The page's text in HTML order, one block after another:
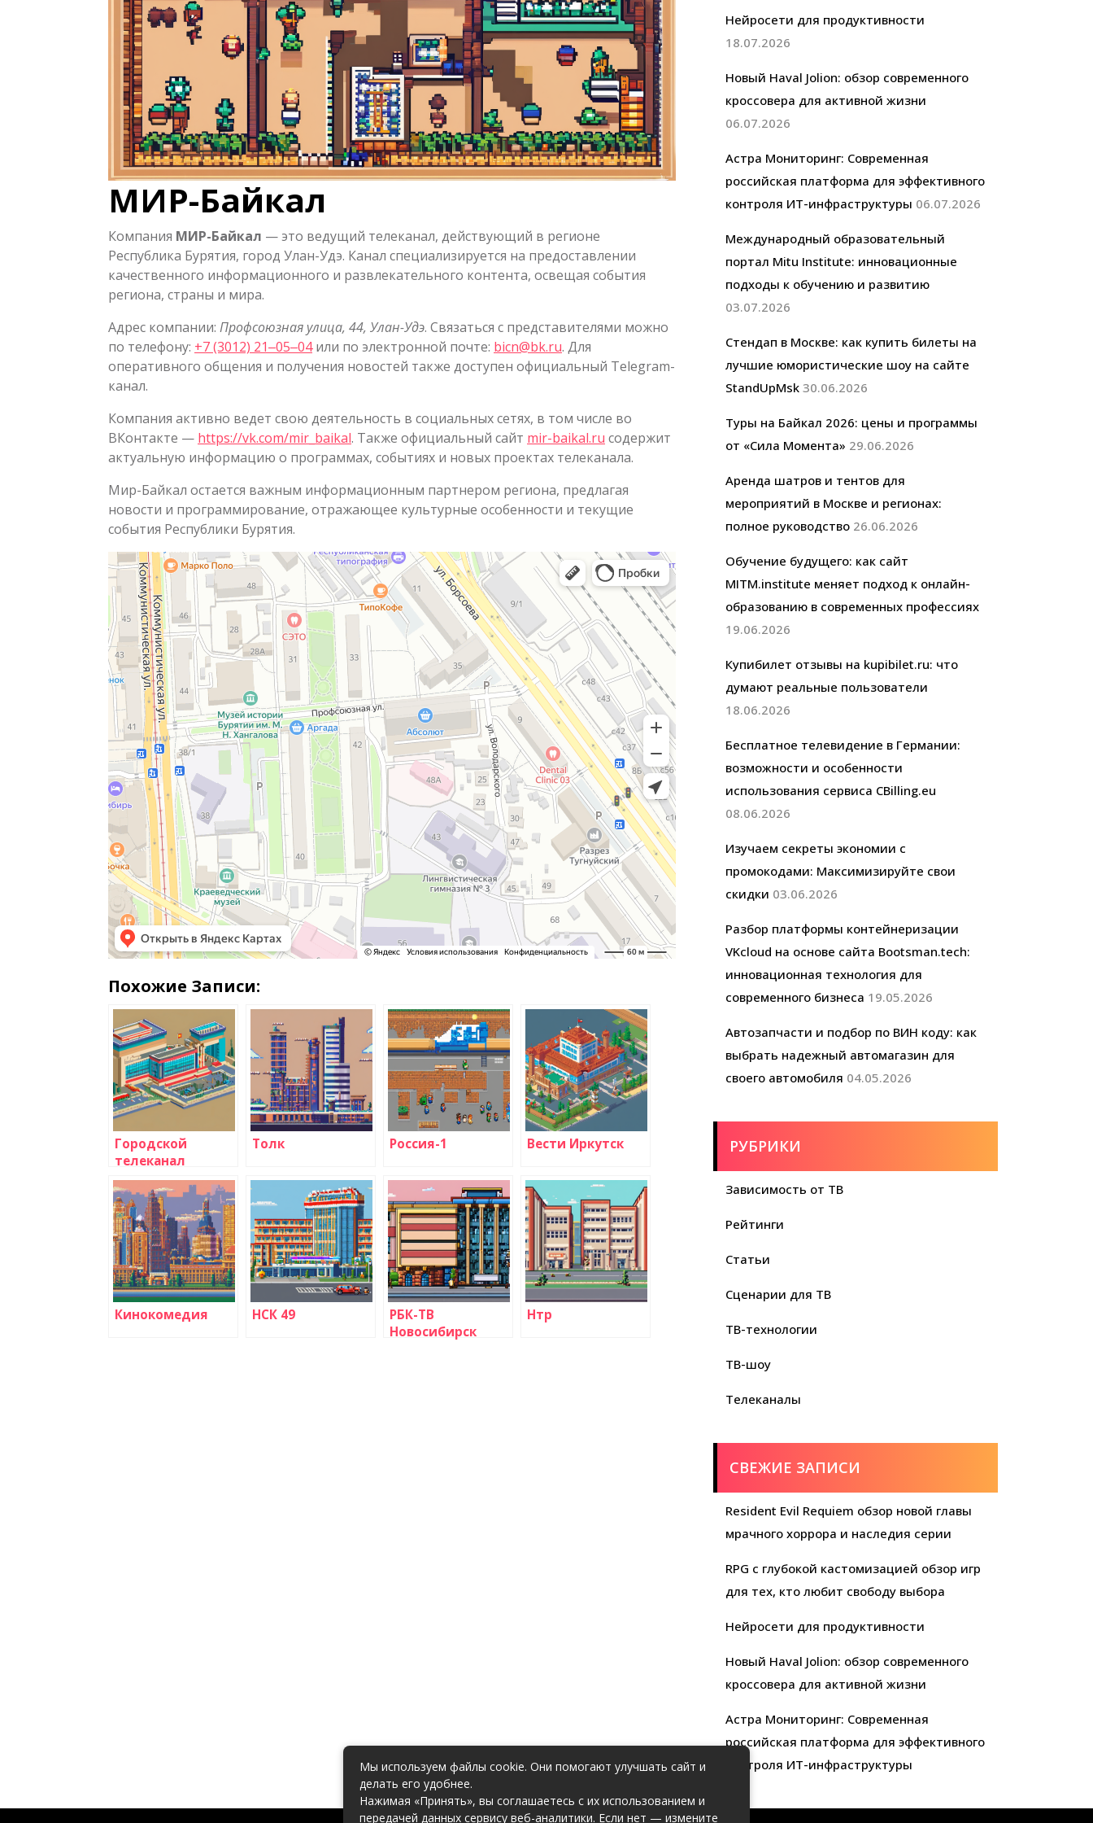
МИР-Байкал
Компания МИР-Байкал — это ведущий телеканал, действующий в регионе
Республика Бурятия, город Улан-Удэ. Канал специализируется на предоставлении
качественного информационного и развлекательного контента, освещая события
региона, страны и мира.
Адрес компании: Профсоюзная улица, 44, Улан-Удэ. Связаться с представителями можно
по телефону: +7 (3012) 21‒05‒04или по электронной почте: bicn@bk.ru. Для
оперативного общения и получения новостей также доступен официальный Telegram-
канал.
Компания активно ведет свою деятельность в социальных сетях, в том числе во
ВКонтакте — https://vk.com/mir_baikal. Также официальный сайт mir-baikal.ru содержит
актуальную информацию о программах, событиях и новых проектах телеканала.
Мир-Байкал остается важным информационным партнером региона, предлагая
новости и программирование, отражающее культурные особенности и текущие
события Республики Бурятия.
Похожие Записи:
Городской
телеканал
Толк Россия-1 Вести Иркутск
Кинокомедия НСК 49
РБК-ТВ
Новосибирск
Нтр
Нейросети для продуктивности
18.07.2026
Новый Haval Jolion: обзор современного
кроссовера для активной жизни
06.07.2026
Астра Мониторинг: Современная
российская платформа для эффективного
контроля ИТ-инфраструктуры 06.07.2026
Международный образовательный
портал Mitu Institute: инновационные
подходы к обучению и развитию
03.07.2026
Стендап в Москве: как купить билеты на
лучшие юмористические шоу на сайте
StandUpMsk 30.06.2026
Туры на Байкал 2026: цены и программы
от «Сила Момента» 29.06.2026
Аренда шатров и тентов для
мероприятий в Москве и регионах:
полное руководство 26.06.2026
Обучение будущего: как сайт
MITM.institute меняет подход к онлайн-
образованию в современных профессиях
19.06.2026
Купибилет отзывы на kupibilet.ru: что
думают реальные пользователи
18.06.2026
Бесплатное телевидение в Германии:
возможности и особенности
использования сервиса CBilling.eu
08.06.2026
Изучаем секреты экономии с
промокодами: Максимизируйте свои
скидки 03.06.2026
Разбор платформы контейнеризации
VKcloud на основе сайта Bootsman.tech:
инновационная технология для
современного бизнеса 19.05.2026
Автозапчасти и подбор по ВИН коду: как
выбрать надежный автомагазин для
своего автомобиля 04.05.2026
РУБРИКИ
Зависимость от ТВ
Рейтинги
Статьи
Сценарии для ТВ
ТВ-технологии
ТВ-шоу
Телеканалы
СВЕЖИЕ ЗАПИСИ
Resident Evil Requiem обзор новой главы
мрачного хоррора и наследия серии
RPG с глубокой кастомизацией обзор игр
для тех, кто любит свободу выбора
Нейросети для продуктивности
Новый Haval Jolion: обзор современного
кроссовера для активной жизни
Астра Мониторинг: Современная
российская платформа для эффективного
контроля ИТ-инфраструктуры
Мы используем файлы cookie. Они помогают улучшать сайт и
делать его удобнее.
Нажимая «Принять», вы соглашаетесь с их использованием и
передачей данных сервису веб-аналитики. Если нет — измените